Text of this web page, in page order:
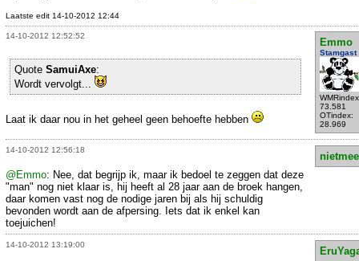
Laatste edit 14-10-2012 12:44
14-10-2012 12:52:52
Emmo
Stamgast
73.581
OTindex:
28.969
Quote SamuiAxe:
Wordt vervolgt...
Laat ik daar nou in het geheel geen behoefte hebben
14-10-2012 12:56:18
@Emmo: Nee, dat begrijp ik, maar ik bedoel te zeggen dat deze
"man" nog niet klaar is, hij heeft al 28 jaar aan de broek hangen,
daar komen vast nog de nodige jaren bij als hij schuldig
bevonden wordt aan de afpersing. Iets dat ik enkel kan
toejuichen!
14-10-2012 13:19:00